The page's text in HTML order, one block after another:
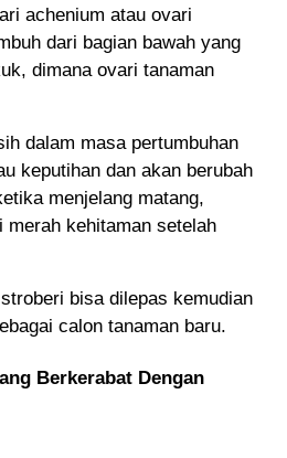
achenium atau ovari
dari bagian bawah yang
dimana ovari tanaman
dalam masa pertumbuhan
keputihan dan akan berubah
menjelang matang,
merah kehitaman setelah
bisa dilepas kemudian
calon tanaman baru.
Berkerabat Dengan